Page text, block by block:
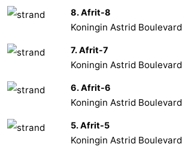
8. Afrit-8
Koningin Astrid Boulevard
7. Afrit-7
Koningin Astrid Boulevard
6. Afrit-6
Koningin Astrid Boulevard
5. Afrit-5
Koningin Astrid Boulevard